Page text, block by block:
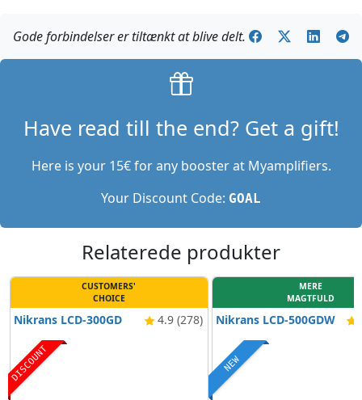
Gode forbindelser er tiltænkt at blive delt.
Have read till the end? Get a gift!
Here is your 15€ for any booster at Myamplifiers.
Your Discount Code: GOAL
Relaterede produkter
CUSTOMERS'
CHOICE
Nikrans LCD-300GD 4.9 (278)
DISCOUNT
MERE
MAGTFULD
Nikrans LCD-500GDW
NEW